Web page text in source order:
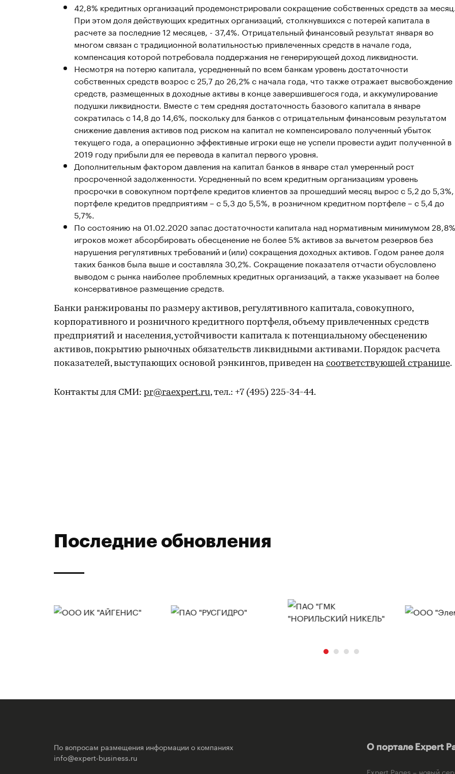
42,8% кредитных организаций продемонстрировали сокращение собственных средств за
При этом доля действующих кредитных организаций, столкнувшихся с потерей капитала в
расчете за последние 12 месяцев, - 37,4%. Отрицательный финансовый результат января во
многом связан с традиционной волатильностью привлеченных средств в начале года,
компенсация которой потребовала поддержания не генерирующей доход ликвидности.
Несмотря на потерю капитала, усредненный по всем банкам уровень достаточности
собственных средств возрос с 25,7 до 26,2% с начала года, что также отражает высвобождение
средств, размещенных в доходные активы в конце завершившегося года, и аккумулирование
подушки ликвидности. Вместе с тем средняя достаточность базового капитала в январе
сократилась с 14,8 до 14,6%, поскольку для банков с отрицательным финансовым результатом
снижение давления активов под риском на капитал не компенсировало полученный убыток
текущего года, а операционно эффективные игроки еще не успели провести аудит полученной в
2019 году прибыли для ее перевода в капитал первого уровня.
Дополнительным фактором давления на капитал банков в январе стал умеренный рост
просроченной задолженности. Усредненный по всем кредитным организациям уровень
просрочки в совокупном портфеле кредитов клиентов за прошедший месяц вырос с 5,2 до
портфеле кредитов предприятиям – с 5,3 до 5,5%, в розничном кредитном портфеле – с 5,4 до
5,7%.
По состоянию на 01.02.2020 запас достаточности капитала над нормативным минимумом 28,8%
игроков может абсорбировать обесценение не более 5% активов за вычетом резервов без
нарушения регулятивных требований и (или) сокращения доходных активов. Годом ранее доля
таких банков была выше и составляла 30,2%. Сокращение показателя отчасти обусловлено
выводом с рынка наиболее проблемных кредитных организаций, а также указывает на более
консервативное размещение средств.
Банки ранжированы по размеру активов, регулятивного капитала, совокупного,
корпоративного и розничного кредитного портфеля, объему привлеченных средств
предприятий и населения, устойчивости капитала к потенциальному обесценению
активов, покрытию рыночных обязательств ликвидными активами. Порядок расчета
показателей, выступающих основой рэнкингов, приведен на соответствующей странице.
Контакты для СМИ: pr@raexpert.ru, тел.: +7 (495) 225-34-44.
Последние обновления
По вопросам размещения информации о компаниях
info@expert-business.ru
О портале Expert
Expert Pages – новый